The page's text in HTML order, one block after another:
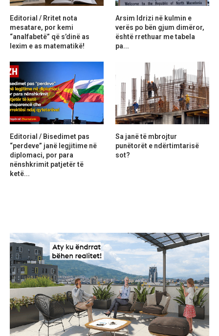
Editorial / Rritet nota
mesatare, por kemi
“analfabetë” që s’dinë as
lexim e as matematikë!
Arsim Idrizi në kulmin e
verës po bën gjum dimëror,
është rrethuar me tabela
pa...
Editorial / Bisedimet pas
“perdeve” janë legjitime në
diplomaci, por para
nënshkrimit patjetër të
ketë...
Sa janë të mbrojtur
punëtorët e ndërtimtarisë
sot?